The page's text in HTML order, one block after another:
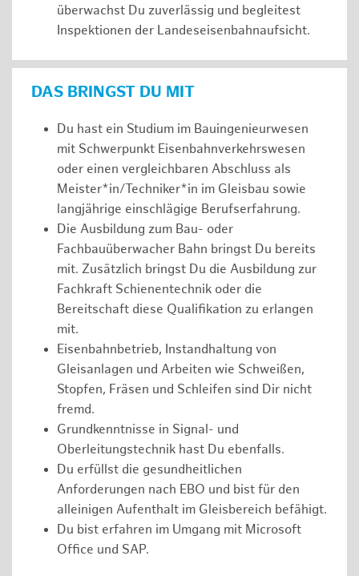
überwachst Du zuverlässig und begleitest
Inspektionen der Landeseisenbahnaufsicht.
DAS BRINGST DU MIT
Du hast ein Studium im Bauingenieurwesen
mit Schwerpunkt Eisenbahnverkehrswesen
oder einen vergleichbaren Abschluss als
Meister*in/Techniker*in im Gleisbau sowie
langjährige einschlägige Berufserfahrung.
Die Ausbildung zum Bau- oder
Fachbauüberwacher Bahn bringst Du bereits
mit. Zusätzlich bringst Du die Ausbildung zur
Fachkraft Schienentechnik oder die
Bereitschaft diese Qualifikation zu erlangen
mit.
Eisenbahnbetrieb, Instandhaltung von
Gleisanlagen und Arbeiten wie Schweißen,
Stopfen, Fräsen und Schleifen sind Dir nicht
fremd.
Grundkenntnisse in Signal- und
Oberleitungstechnik hast Du ebenfalls.
Du erfüllst die gesundheitlichen
Anforderungen nach EBO und bist für den
alleinigen Aufenthalt im Gleisbereich befähigt.
Du bist erfahren im Umgang mit Microsoft
Office und SAP.